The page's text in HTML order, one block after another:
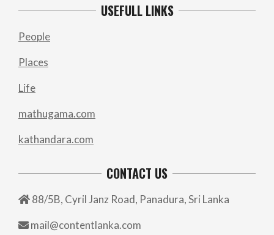
USEFULL LINKS
People
Places
Life
mathugama.com
kathandara.com
CONTACT US
88/5B, Cyril Janz Road, Panadura, Sri Lanka
mail@contentlanka.com